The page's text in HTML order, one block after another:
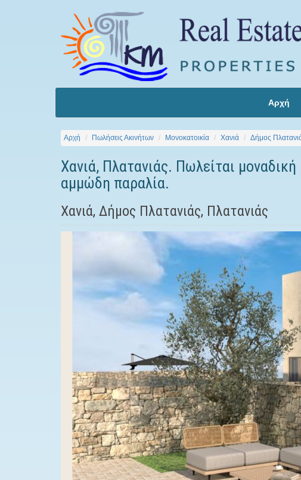
Αρχή
Αρχή Πωλήσεις Ακινήτων Μονοκατοικία Χανιά Δήμος
Χανιά, Πλατανιάς. Πωλείται
αμμώδη παραλία.
Χανιά, Δήμος Πλατανιάς, Πλατανιάς